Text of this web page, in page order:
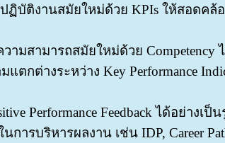
ฏิบัติงานสมัยใหม่ด้วย KPIs ให้สอดคล้
มสามารถสมัยใหม่ด้วย Competency
กต่างระหว่าง Key Performance
Performance Feedback ได้อย่างเป็
ารบริหารผลงาน เช่น IDP, Career